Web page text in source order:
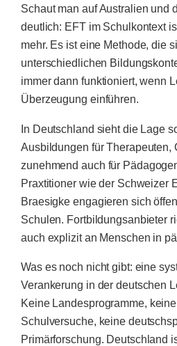
Schaut man auf Australien und
deutlich: EFT im Schulkontext
mehr. Es ist eine Methode, die
unterschiedlichen
immer dann funktioniert, wenn
Überzeugung einführen.
In Deutschland sieht die Lage
Ausbildungen für Therapeuten,
zunehmend auch für
Praxtitioner wie der Schweizer
Braesigke engagieren sich
Schulen. Fortbildungsanbieter
auch explizit an Menschen in
Was es noch nicht gibt: eine
Verankerung in der deutschen
Keine Landesprogramme,
Schulversuche, keine
Primärforschung. Deutschland